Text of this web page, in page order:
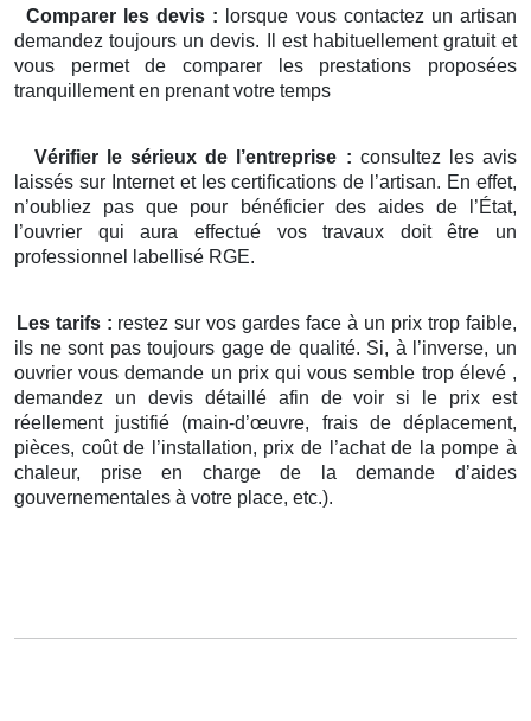
Comparer les devis : lorsque vous contactez un artisan
demandez toujours un devis. Il est habituellement gratuit et
vous permet de comparer les prestations proposées
tranquillement en prenant votre temps
Vérifier le sérieux de l’entreprise : consultez les avis
laissés sur Internet et les certifications de l’artisan. En effet,
n’oubliez pas que pour bénéficier des aides de l’État,
l’ouvrier qui aura effectué vos travaux doit être un
professionnel labellisé RGE.
Les tarifs : restez sur vos gardes face à un prix trop faible,
ils ne sont pas toujours gage de qualité. Si, à l’inverse, un
ouvrier vous demande un prix qui vous semble trop élevé ,
demandez un devis détaillé afin de voir si le prix est
réellement justifié (main-d’œuvre, frais de déplacement,
pièces, coût de l’installation, prix de l’achat de la pompe à
chaleur, prise en charge de la demande d’aides
gouvernementales à votre place, etc.).